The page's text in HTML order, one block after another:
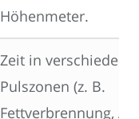
Höhenmeter.
Zeit in
Pulszonen (z. B.
Fettverbrennung,